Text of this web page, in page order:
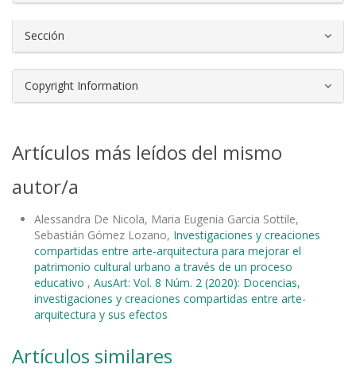
Sección
Copyright Information
Artículos más leídos del mismo
autor/a
Alessandra De Nicola, Maria Eugenia Garcia Sottile,
Sebastián Gómez Lozano, Investigaciones y creaciones
compartidas entre arte-arquitectura para mejorar el
patrimonio cultural urbano a través de un proceso
educativo , AusArt: Vol. 8 Núm. 2 (2020): Docencias,
investigaciones y creaciones compartidas entre arte-
arquitectura y sus efectos
Artículos similares